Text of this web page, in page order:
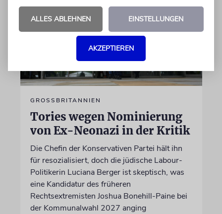
GROSSBRITANNIEN
Tories wegen Nominierung
von Ex-Neonazi in der Kritik
Die Chefin der Konservativen Partei hält ihn
für resozialisiert, doch die jüdische Labour-
Politikerin Luciana Berger ist skeptisch, was
eine Kandidatur des früheren
Rechtsextremisten Joshua Bonehill-Paine bei
der Kommunalwahl 2027 anging
ALLES ABLEHNEN EINSTELLUNGEN
AKZEPTIEREN